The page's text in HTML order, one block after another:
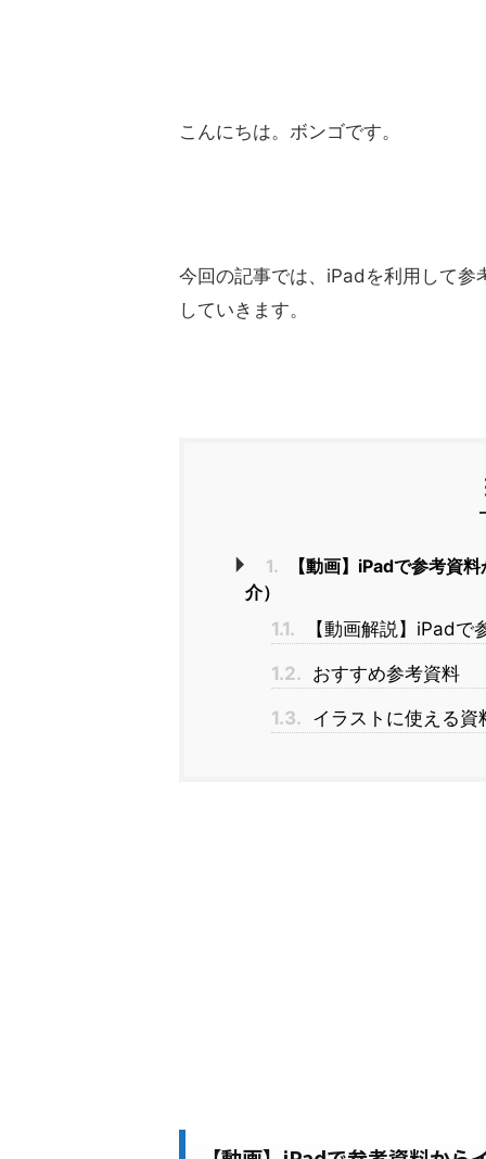
こんにちは。ボンゴです。
今回の記事では、iPadを利用して参
していきます。
1.
【動画】iPadで参考資
介）
1.1.
【動画解説】iPadで
1.2. おすすめ参考資料
1.3. イラストに使える